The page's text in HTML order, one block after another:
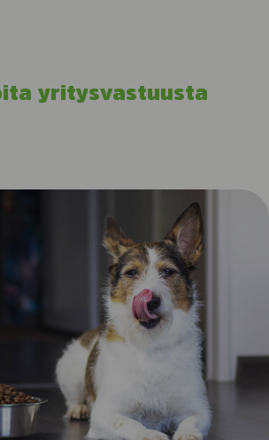
yritysvastuusta